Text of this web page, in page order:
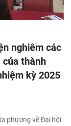
nghiêm các
của thành
kỳ 2025
phương về Đại hội